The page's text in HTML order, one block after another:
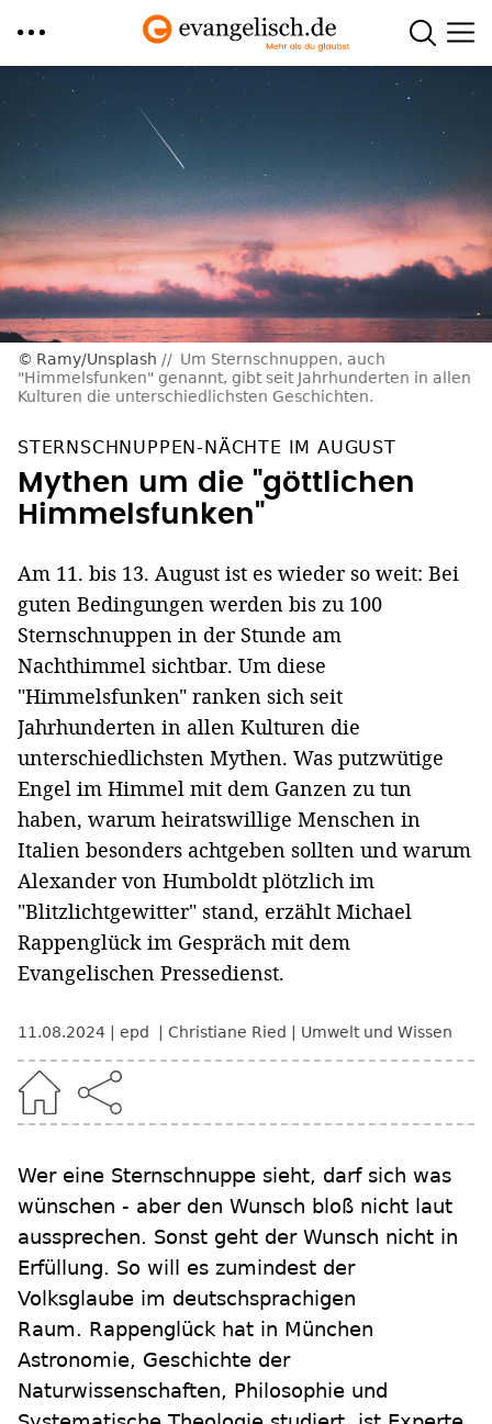
Direkt
zum
Inhalt
Ramy/Unsplash
Um Sternschnuppen, auch
"Himmelsfunken" genannt, gibt seit Jahrhunderten in allen
Kulturen die unterschiedlichsten Geschichten.
STERNSCHNUPPEN-NÄCHTE IM AUGUST
Mythen um die "göttlichen
Himmelsfunken"
Am 11. bis 13. August ist es wieder so weit: Bei
guten Bedingungen werden bis zu 100
Sternschnuppen in der Stunde am
Nachthimmel sichtbar. Um diese
"Himmelsfunken" ranken sich seit
Jahrhunderten in allen Kulturen die
unterschiedlichsten Mythen. Was putzwütige
Engel im Himmel mit dem Ganzen zu tun
haben, warum heiratswillige Menschen in
Italien besonders achtgeben sollten und warum
Alexander von Humboldt plötzlich im
"Blitzlichtgewitter" stand, erzählt Michael
Rappenglück im Gespräch mit dem
Evangelischen Pressedienst.
11.08.2024 epd Christiane Ried Umwelt und Wissen
Wer eine Sternschnuppe sieht, darf sich was
wünschen - aber den Wunsch bloß nicht laut
aussprechen. Sonst geht der Wunsch nicht in
Erfüllung. So will es zumindest der
Volksglaube im deutschsprachigen
Raum. Rappenglück hat in München
Astronomie, Geschichte der
Naturwissenschaften, Philosophie und